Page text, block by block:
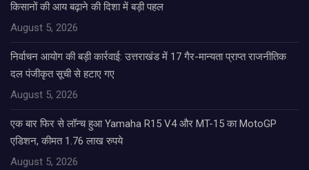
किसानों की आय बढ़ाने की दिशा में बड़ी पहल
August 5, 2026
निर्वाचन आयोग की बड़ी कार्रवाई: उत्तराखंड में 17 गैर-मान्यता प्राप्त राजनीतिक
दल पंजीकृत सूची से हटाए गए
August 5, 2026
एक बार फिर से लॉन्च हुआ Yamaha R15 V4 और MT-15 का MotoGP
एडिशन, कीमत 1.76 लाख रुपये
August 5, 2026